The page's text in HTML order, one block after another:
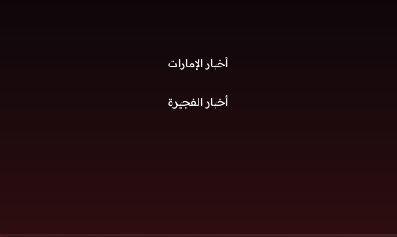
أخبار الإمارات
أخبار الفجيرة